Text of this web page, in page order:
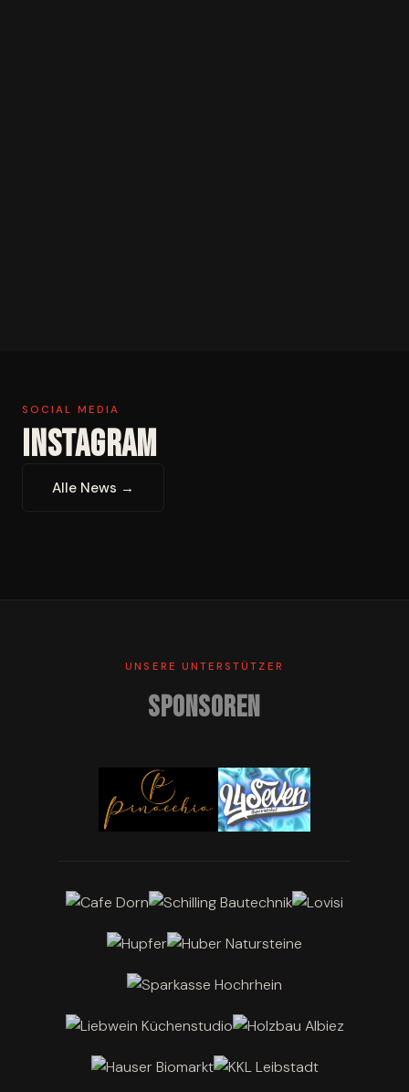
SOCIAL MEDIA
INSTAGRAM
Alle News →
UNSERE UNTERSTÜTZER
SPONSOREN